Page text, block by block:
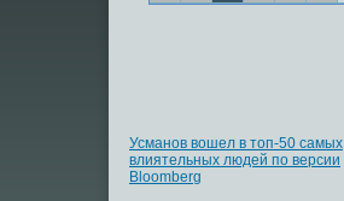
Усманов вошел в топ-50 самых
влиятельных людей по версии
Bloomberg